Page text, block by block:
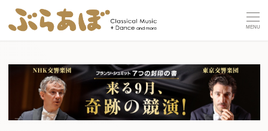
MENU